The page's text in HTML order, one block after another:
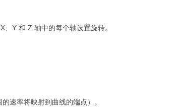
Y 和 Z 轴中的每个轴设置旋转。
速率将映射到曲线的端点）。